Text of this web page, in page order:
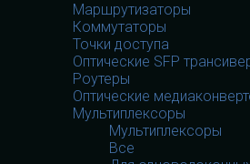
Маршрутизаторы
Коммутаторы
Точки доступа
Оптические SFP
Роутеры
Оптические
Мультиплексоры
Мультиплексоры
Все